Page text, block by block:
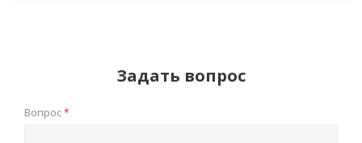
Задать вопрос
Вопрос*